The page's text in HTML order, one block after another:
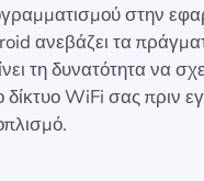
στην
ανεβάζει τα
τη δυνατότητα να
δίκτυο WiFi σας πριν